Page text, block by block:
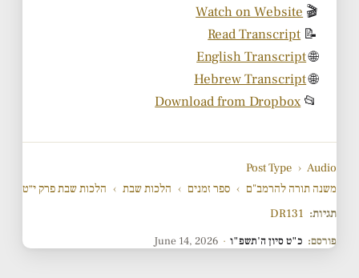
🎬
Watch on Website
📝
Read Transcript
🌐
English Transcript
🌐
Hebrew Transcript
📂
Download from Dropbox
Post Type › Audio
משנה תורה להרמב"ם › ספר זמנים › הלכות שבת › הלכות שבת פרק י״ט
תגיות: DR131
פורסם: כ"ט סיון ה'תשפ"ו ·
June 14, 2026